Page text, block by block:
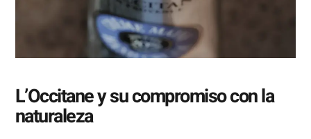
L’Occitane y su compromiso con la
naturaleza